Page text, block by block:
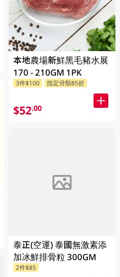
本地農場新鮮黑毛豬水展
170 - 210GM 1PK
3件$100 指定分類85折
$52.00
泰正(空運) 泰國無激素添
加冰鮮排骨粒 300GM
2件$85